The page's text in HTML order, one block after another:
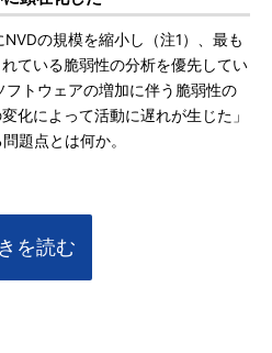
の規模を縮小し（注1）、最も
ている脆弱性の分析を優先してい
トウェアの増加に伴う脆弱性の
化によって活動に遅れが生じた」
題点とは何か。
を読む